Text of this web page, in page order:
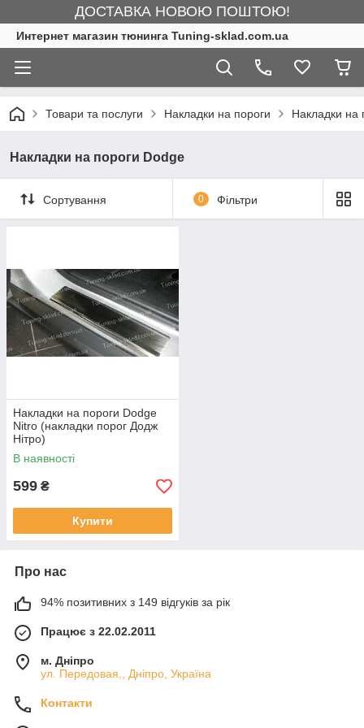
ДОСТАВКА НОВОЮ ПОШТОЮ!
Интернет магазин тюнинга Tuning-sklad.com.ua
Товари та послуги Накладки на пороги Накладки на
Накладки на пороги Dodge
Сортування 0 Фільтри
Накладки на пороги Dodge
Nitro (накладки порог Додж
Нітро)
В наявності
599 ₴
Купити
Про нас
94% позитивних з 149 відгуків за рік
Працює з 22.02.2011
м. Дніпро
ул. Передовая,, Дніпро, Україна
Контакти